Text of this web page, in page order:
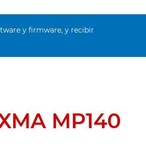
y firmware, y recibir
MP140